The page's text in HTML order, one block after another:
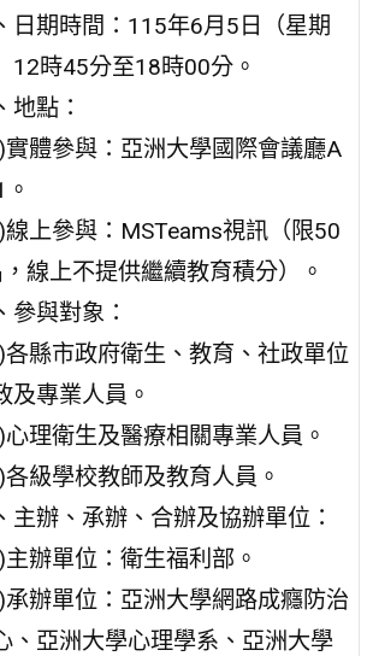
日期時間：115年6月5日（星期
12時45分至18時00分。
地點：
實體參與：亞洲大學國際會議廳A
線上參與：MSTeams視訊（限50
線上不提供繼續教育積分）。
參與對象：
各縣市政府衛生、教育、社政單位
及專業人員。
心理衛生及醫療相關專業人員。
各級學校教師及教育人員。
主辦、承辦、合辦及協辦單位：
主辦單位：衛生福利部。
承辦單位：亞洲大學網路成癮防治
、亞洲大學心理學系、亞洲大學